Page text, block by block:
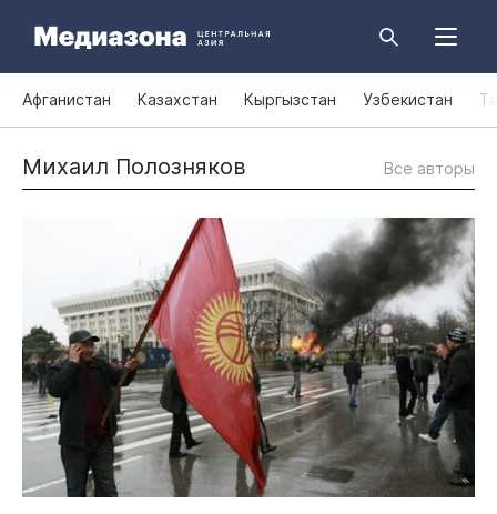
Афганистан Казахстан Кыргызстан Узбекистан
Михаил Полозняков Все авторы